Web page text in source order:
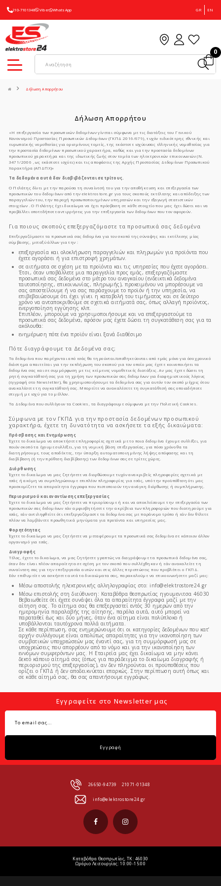
210-7101348 Viber WhatsApp GR EN
0
Δήλωση Απορρήτου
Δήλωση Απορρήτου
«Η επεξεργασία των προσωπικών δεδομένων γίνεται σύμφωνα με τις διατάξεις του Γενικού
Κανονισμού Προστασίας Προσωπικών Δεδομένων (ΓΚΠΔ 2016/679), τυχόν ειδικότερης εθνικής και
ευρωπαϊκής νομοθεσίας για ορισμένους τομείς, της εκάστοτε ισχύουσας ελληνικής νομοθεσίας για
την προστασία δεδομένων προσωπικού χαρακτήρα, καθώς και για την προστασία δεδομένων
προσωπικού χαρακτήρα και της ιδιωτικής ζωής στον τομέα των ηλεκτρονικών επικοινωνιών (Ν.
3471/2006 , ως εκάστοτε ισχύει) και τις αποφάσεις της Αρχής Προστασίας Δεδομένων Προσωπικού
Χαρακτήρα (ΑΠΔΠΧ)»
Τα δεδομένα αυτά δεν διαβιβάζονται σε τρίτους.
Ο Πελάτης δίνει με την παρούσα τη συναίνεσή του για την αποθήκευση και επεξεργασία των
προσωπικών του δεδομένων από την elektrostore.gr για τους σκοπούς εκτέλεσης και απόδειξης των
παραγγελιών του, την παροχή προσωποποιημένων υπηρεσιών και την εξαγωγή στατιστικών
στοιχείων . Ο Πελάτης έχει δικαίωμα να έχει πρόσβαση σε κάθε στοιχείο που μας έχει δώσει και να
προβάλλει οποτεδήποτε αντιρρήσεις για την επεξεργασία των δεδομένων που τον αφορούν.
Για ποιους σκοπούς επεξεργαζόμαστε τα προσωπικά σας δεδομένα
Επεξεργαζόμαστε τα προσωπικά σας δεδομένα για τον σκοπό της σύναψης και εκτέλεσης μίας
σύμβασης, μεταξύ άλλων για την :
επεξεργασία και ολοκλήρωση παραγγελιών και πληρωμών για προϊόντα που
έχετε αγοράσει ή για επιστροφή χρημάτων.
σε αιτήματα σε σχέση με τα προϊόντα και τις υπηρεσίες που έχετε αγοράσει.
Έτσι, όταν υποβάλλετε μια παραγγελία προς εμάς, επεξεργαζόμαστε
προσωπικά σας δεδομένα στο μέτρο του αναγκαίου (ενδεικτικά δεδομένα
ταυτοποίησης, επικοινωνίας, πληρωμής), προκειμένου να μπορέσουμε να
σας αποστείλουμε ή να σας παράσχουμε το προϊόν ή την υπηρεσία, να
επιβεβαιώσουμε ότι έχει γίνει η καταβολή του τιμήματος και σε δεύτερο
χρόνο να ανταποκριθούμε σε σχετικά αιτήματά σας, όπως αλλαγή προϊόντος,
ενεργοποίηση εγγύησης κλπ.
Επιπλέον, μπορούμε να χρησιμοποιήσουμε και να επεξεργαστούμε τα
προσωπικά σας δεδομένα, εφόσον μας έχετε δώσει τη συγκατάθεση σας για τα
ακόλουθα:
ενημέρωση πότε ένα προϊόν είναι ξανά διαθέσιμο
Πότε διαγράφουμε τα Δεδομένα σας;
Τα δεδομένα που παρέχονται από εσάς θα τηρούνται/αποθηκεύονται από εμάς μόνο για όσο χρονικό
διάστημα απαιτείται για την εκπλήρωση του σκοπού για τον οποίο μας έχετε κοινοποιήσει τα
δεδομένα σας και σε συμμόρφωση με τις κείμενες νομοθετικές διατάξεις. Αν μας έχετε δώσει τη
ρητή συγκατάθεσή σας για τη χρήση των προσωπικών σας δεδομένων για διαφημιστικούς λόγους
(εγγραφή στο Newsletter), θα χρησιμοποιήσουμε τα δεδομένα σας για αυτόν τον σκοπό μέχρις ότου
ανακαλέσετε τη συγκατάθεσή σας. Μπορείτε να ανακαλέσετε τη συγκατάθεσή σας οποιαδήποτε
στιγμή με ισχύ για το μέλλον.
Τα Δεδομένα που συλλέγουν τα Cookies, τα διαγράφουμε σύμφωνα με την Πολιτική Cookies.
Σύμφωνα με τον ΓΚΠΔ για την προστασία δεδομένων προσωπικού
χαρακτήρα, έχετε τη δυνατότητα να ασκήσετε τα εξής δικαιώματα:
Πρόσβασης και Ενημέρωσης
Έχετε το δικαίωμα να αποκτήσετε πληροφορίες σχετικά με το ποια δεδομένα έχουμε συλλέξει, για
ποιόν σκοπό τα έχουμε συλλέξει, για τη νομική βάση επεξεργασίας, για πόσο χρόνο θα τα
διατηρήσουμε, τους αποδέκτες, την ύπαρξη αυτοματοποιημένης λήψης απόφασης και τη
διαβίβαση (ή την πρόθεση διαβίβασης) των δεδομένων σας σε τρίτες χώρες.
Διόρθωσης
Έχετε το δικαίωμα να μας ζητήσετε να διορθώσουμε τυχόν ανακριβείς πληροφορίες σχετικά με
εσάς ή ακόμη να συμπληρώσουμε επιπλέον πληροφορίες για εσάς, υπό την προϋπόθεση ότι μας
προσκοµίζετε τα απαραίτητα έγγραφα που πιστοποιούν την ανάγκη διόρθωσης ή συμπλήρωσης.
Περιορισμού και εναντίωσης επεξεργασίας
Έχετε το δικαίωμα να μας ζητήσετε να περιορίσουμε ή και να αποκλείσουμε την επεξεργασία των
προσωπικών σας δεδομένων εάν αμφισβητήσετε την ακρίβεια των πληροφοριών που διατηρούμε για
εσάς, εάν αντιληφθείτε ότι επεξεργαζόμαστε τα δεδομένα σας με παράνομο τρόπο ή εάν δεν θέλετε
πλέον να λαμβάνετε προωθητικά μηνύματα για προϊόντα και υπηρεσίες μας.
Φορητότητας
Έχετε το δικαίωμα να μας ζητήσετε να μεταφέρουμε τα προσωπικά σας δεδομένα σε κάποιον άλλον
οργανισμό για εσάς.
Διαγραφής
Τέλος, έχετε το δικαίωμα, να μας ζητήσετε γραπτώς να διαγράψουμε τα προσωπικά δεδομένα σας,
όταν δεν είναι πλέον απαραίτητα σε σχέση με τον σκοπό που συλλέχθηκαν ή εάν ανακαλείτε τη
συναίνεση σας για την επεξεργασία αυτών και στις άλλες περιπτώσεις που προβλέπει ο ΓΚΠΔ.
Εάν επιθυμείτε να ασκήσετε αυτά τα δικαιώματα σας, παρακαλούμε να επικοινωνήσετε μαζί μας:
Μέσω αποστολής ηλεκτρονικής αλληλογραφίας στο: info@elektrostore24.gr
Μέσω επιστολής στη διεύθυνση: Καταβόθρα θεσπρωτίας ηγουμενιτσα 46030
Βεβαιωθείτε ότι έχετε συνάψει όλα τα απαραίτητα έγγραφα μαζί με την
αίτηση σας. Το αίτημα σας θα επεξεργαστεί εντός 30 ημερών από την
ημερομηνία παραλαβής της αίτησης, παρόλα αυτά, αυτό μπορεί να
παραταθεί έως και δύο μήνες, όταν ένα αίτημα είναι πολύπλοκο ή
υποβάλλονται ταυτόχρονα πολλά αιτήματα.
Σε κάθε περίπτωση, σας ενημερώνουμε ότι οι κατηγορίες δεδομένων που κατ’
αρχήν συλλέγουμε είναι απολύτως απαραίτητες για την ικανοποίηση των
συμβατικών υποχρεώσεών μας έναντί σας, για τη συμμόρφωσή μας σε
υποχρεώσεις που απορρέουν από το νόμο και για την ικανοποίηση των
εννόμων συμφερόντων μας. Η Εταιρεία μας έχει δικαίωμα να μην κάνει
δεκτό κάποιο αίτημά σας (όπως για παράδειγμα το δικαίωμα διαγραφής ή
περιορισμού της επεξεργασίας), αν δεν πληρούνται οι προϋποθέσεις που
ορίζει ο ΓΚΠΔ ή δεν αποδεικνύεται επαρκώς. Στην περίπτωση αυτή όπως και
σε κάθε αίτημά σας, θα σας απαντήσουμε εγγράφως.
Εγγραφείτε στο Newsletter μας
Εγγραφή
26650-94739 21071-01348
info@elektrostore24.gr
Καταβόθρα Θεσπρωτίας, ΤΚ: 46030
Ωράριο Λειτουργίας: 10:00-15:00